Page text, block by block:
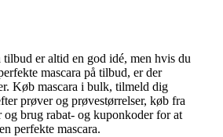
tilbud er altid en god idé, men hvis du
mascara på tilbud, er der
Køb mascara i bulk, tilmeld dig
prøver og prøvestørrelser, køb fra
brug rabat- og kuponkoder for at
perfekte mascara.